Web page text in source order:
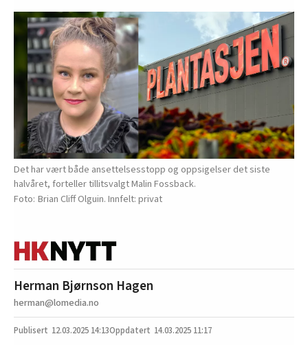
Det har vært både ansettelsesstopp og oppsigelser det siste
halvåret, forteller tillitsvalgt Malin Fossback.
Brian Cliff Olguin. Innfelt: privat
Herman Bjørnson Hagen
herman@lomedia.no
12.03.2025 14:13 14.03.2025 11:17